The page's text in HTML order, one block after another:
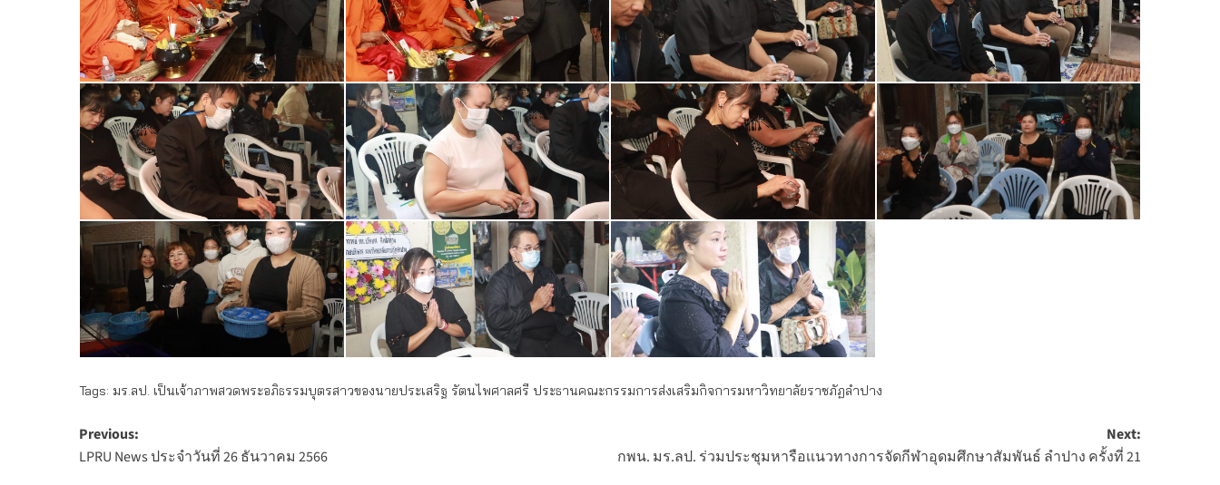
Tags: มร.ลป. เป็นเจ้าภาพสวดพระอภิธรรมบุตรสาวของนายประเสริฐ รัตนไพศาลศรี ประธานคณะกรรมการส่งเสริมกิจการมหาวิทยาลัยราชภัฏลำปาง
Post
navigation
Previous:
LPRU News ประจำวันที่ 26 ธันวาคม 2566
Next:
กพน. มร.ลป. ร่วมประชุมหารือเเนวทางการจัดกีฬาอุดมศึกษาสัมพันธ์ ลำปาง ครั้งที่ 21